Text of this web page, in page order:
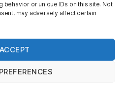
behavior or unique IDs on this site. Not
may adversely affect certain
ACCEPT